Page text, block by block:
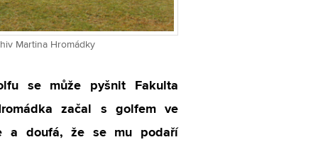
Martina Hromádky
se může pyšnit Fakulta
začal s golfem ve
a doufá, že se mu podaří